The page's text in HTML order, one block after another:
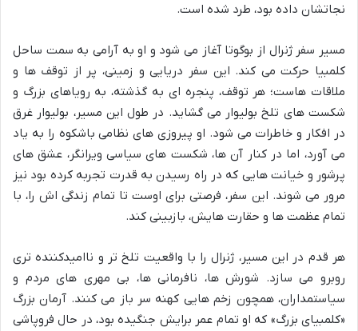
نجاتشان داده بود، طرد شده است.
مسیر سفر ژنرال از بوگوتا آغاز می شود و او به آرامی به سمت ساحل
کلمبیا حرکت می کند. این سفر دریایی و زمینی، پر از توقف ها و
ملاقات هاست؛ هر توقف، پنجره ای به گذشته، به رویاهای بزرگ و
شکست های تلخ بولیوار می گشاید. در طول این مسیر، بولیوار غرق
در افکار و خاطرات می شود. او پیروزی های نظامی باشکوه را به یاد
می آورد، اما در کنار آن ها، شکست های سیاسی ویرانگر، عشق های
پرشور و خیانت هایی که در راه رسیدن به قدرت تجربه کرده بود نیز
مرور می شوند. این سفر، فرصتی برای اوست تا تمام زندگی اش را، با
تمام عظمت ها و حقارت هایش، بازبینی کند.
هر قدم در این مسیر، ژنرال را با واقعیت تلخ تر و ناامیدکننده تری
روبرو می سازد. شورش ها، نافرمانی ها، بی مهری های مردم و
سیاستمداران، همچون زخم هایی کهنه سر باز می کنند. آرمان بزرگ
«کلمبیای بزرگ» که او تمام عمر برایش جنگیده بود، در حال فروپاشی